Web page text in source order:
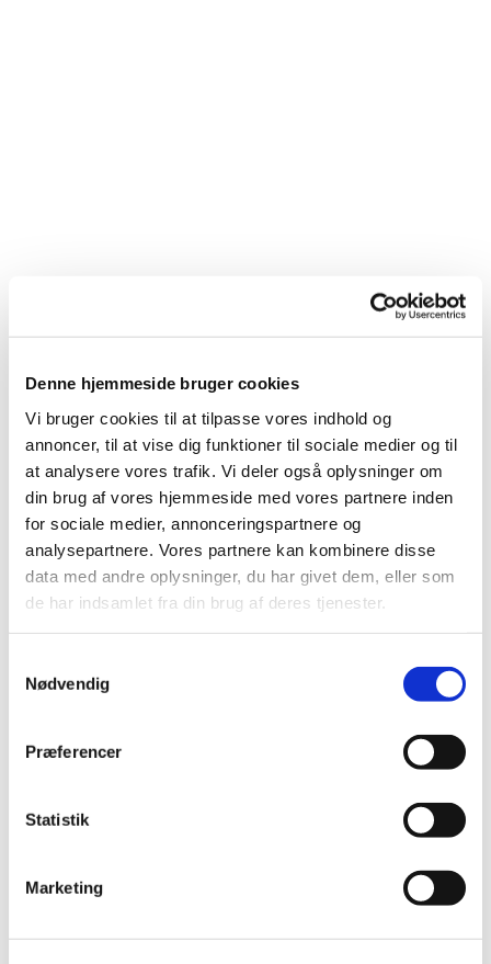
Denne hjemmeside bruger cookies
Vi bruger cookies til at tilpasse vores indhold og
annoncer, til at vise dig funktioner til sociale medier og til
at analysere vores trafik. Vi deler også oplysninger om
din brug af vores hjemmeside med vores partnere inden
for sociale medier, annonceringspartnere og
analysepartnere. Vores partnere kan kombinere disse
data med andre oplysninger, du har givet dem, eller som
de har indsamlet fra din brug af deres tjenester.
Nødvendig
Præferencer
Statistik
Marketing
Du vil måske også kunne
lide...